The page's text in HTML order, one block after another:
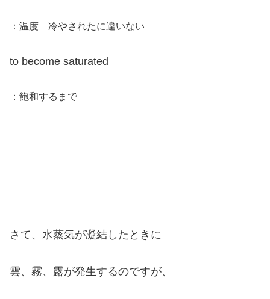
：温度 冷やされたに違いない
to become saturated
：飽和するまで
さて、水蒸気が凝結したときに
雲、霧、露が発生するのですが、